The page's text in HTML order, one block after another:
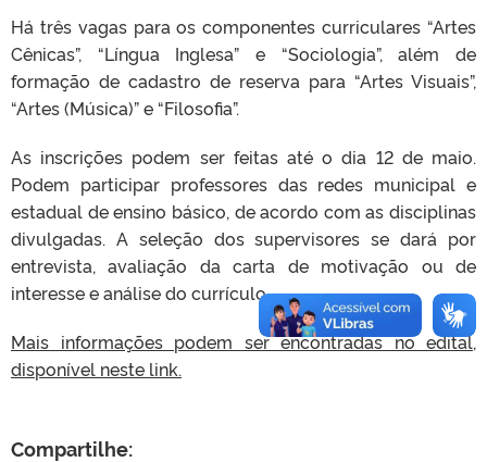
Há três vagas para os componentes curriculares “Artes
Cênicas”, “Língua Inglesa” e “Sociologia”, além de
formação de cadastro de reserva para “Artes Visuais”,
“Artes (Música)” e “Filosofia”.
As inscrições podem ser feitas até o dia 12 de maio.
Podem participar professores das redes municipal e
estadual de ensino básico, de acordo com as disciplinas
divulgadas. A seleção dos supervisores se dará por
entrevista, avaliação da carta de motivação ou de
interesse e análise do currículo.
Mais informações podem ser encontradas no edital,
disponível neste link.
Compartilhe: